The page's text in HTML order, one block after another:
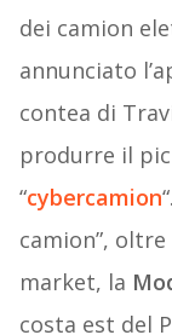
dei camion
annunciato
contea di
produrre il
“cybercamion
camion”,
market, la
costa est del